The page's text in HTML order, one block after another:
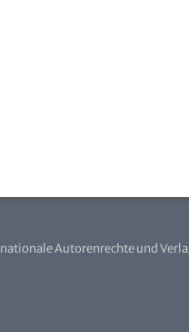
Autorenrechte und